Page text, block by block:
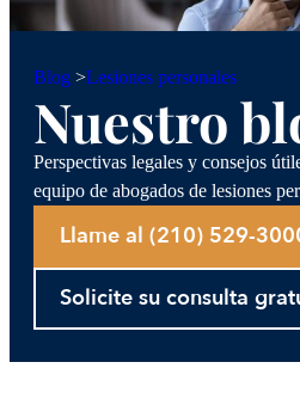
Blog >Lesiones personales
Nuestro
Perspectivas legales y consejos
equipo de abogados de lesiones
Llame al (210) 529-
Solicite su consulta